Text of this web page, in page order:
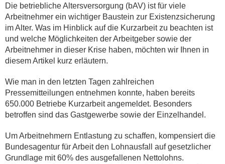
Die betriebliche Altersversorgung (bAV) ist für viele
Arbeitnehmer ein wichtiger Baustein zur Existenzsicherung
im Alter. Was im Hinblick auf die Kurzarbeit zu beachten ist
und welche Möglichkeiten der Arbeitgeber sowie der
Arbeitnehmer in dieser Krise haben, möchten wir Ihnen in
diesem Artikel kurz erläutern.
Wie man in den letzten Tagen zahlreichen
Pressemitteilungen entnehmen konnte, haben bereits
650.000 Betriebe Kurzarbeit angemeldet. Besonders
betroffen sind das Gastgewerbe sowie der Einzelhandel.
Um Arbeitnehmern Entlastung zu schaffen, kompensiert die
Bundesagentur für Arbeit den Lohnausfall auf gesetzlicher
Grundlage mit 60% des ausgefallenen Nettolohns.